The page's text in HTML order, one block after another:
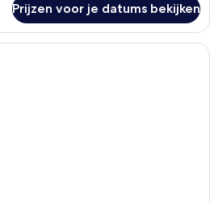
Prijzen voor je datums bekijken